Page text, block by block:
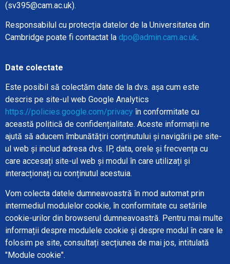
(sv395@cam.ac.uk).
Responsabilul cu protecția datelor de la Universitatea din
Cambridge poate fi contactat la dpo@admin.cam.ac.uk.
Date colectate
Este posibil să colectăm date de la dvs. așa cum este
descris pe site-ul web Google Analytics
https://policies.google.com/privacy în conformitate cu
această politică de confidențialitate. Aceste informații ne
ajută să aducem îmbunătățiri conținutului și navigării pe site-
ul web și includ adresa dvs. IP, data, orele și frecvența cu
care accesați site-ul web și modul în care utilizați și
interacționați cu conținutul acestuia.
Vom colecta datele dumneavoastră în mod automat prin
intermediul modulelor cookie, în conformitate cu setările
cookie-urilor din browserul dumneavoastră. Pentru mai multe
informații despre modulele cookie și despre modul în care le
folosim pe site, consultați secțiunea de mai jos, intitulată
"Module cookie".